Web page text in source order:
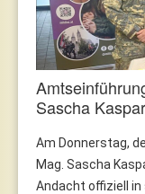
Sascha Kaspar
Am Donnerstag,
Mag. Sascha
Andacht offiziell